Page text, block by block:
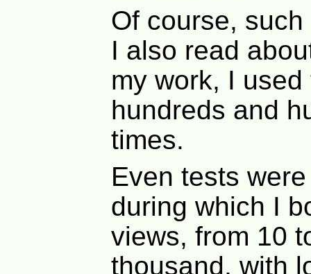
Of course,
I also read
my work, I
hundreds and
times.
Even tests
during which I
views, from 10
thousand, with